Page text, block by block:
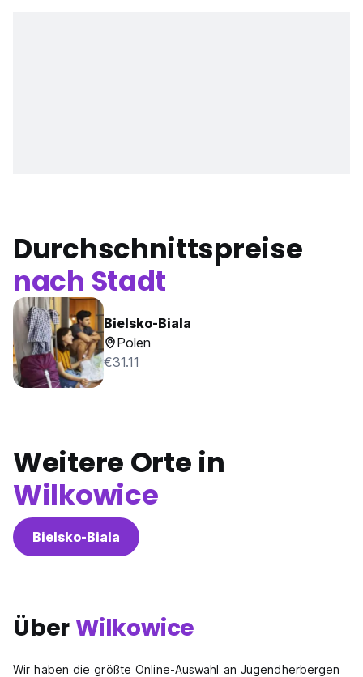
Durchschnittspreise
nach Stadt
Bielsko-Biala
Polen
€31.11
Weitere Orte in
Wilkowice
Bielsko-Biala
ÜberWilkowice
Wir haben die größte Online-Auswahl an Jugendherbergen